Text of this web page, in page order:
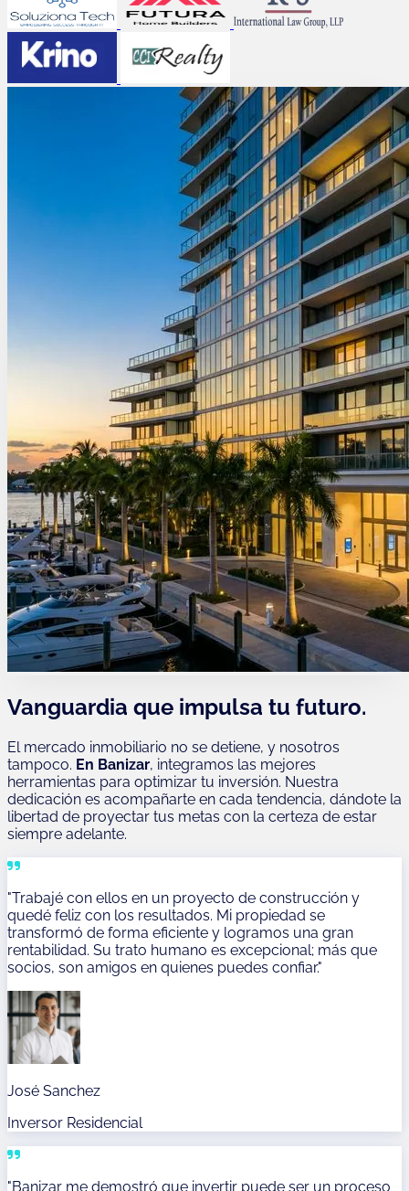
Vanguardia que impulsa tu futuro.
El mercado inmobiliario no se detiene, y nosotros
tampoco. En Banizar, integramos las mejores
herramientas para optimizar tu inversión. Nuestra
dedicación es acompañarte en cada tendencia, dándote la
libertad de proyectar tus metas con la certeza de estar
siempre adelante.
"Trabajé con ellos en un proyecto de construcción y
quedé feliz con los resultados. Mi propiedad se
transformó de forma eficiente y logramos una gran
rentabilidad. Su trato humano es excepcional; más que
socios, son amigos en quienes puedes confiar."
José Sanchez
Inversor Residencial
"Banizar me demostró que invertir puede ser un proceso